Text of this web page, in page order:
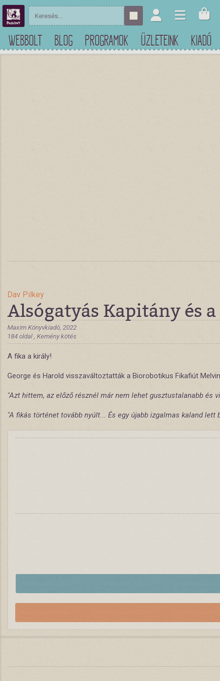
WEBBOLT BLOG PROGRAMOK ÜZLETEINK KIADÓ
Dav Pilkey
Alsógatyás Kapitány és
Maxim Könyvkiadó, 2022
184 oldal , Kemény kötés
A fika a király!
George és Harold visszaváltoztatták a Biorobotikus Fikafiút
"Azt hittem, az előző résznél már nem lehet gusztustalanabb és
"A fikás történet tovább nyúlt... És egy újabb izgalmas kaland